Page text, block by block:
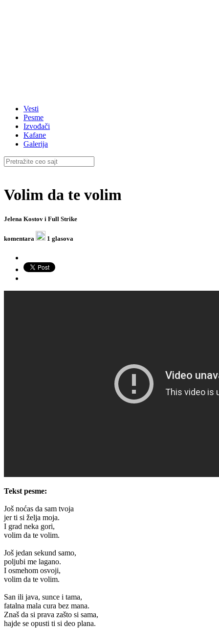
Vesti
Pesme
Izvođači
Kafane
Galerija
Volim da te volim
Jelena Kostov i Full Strike
komentara 1 glasova
Tekst pesme:
Još noćas da sam tvoja
jer ti si želja moja.
I grad neka gori,
volim da te volim.
Još jedan sekund samo,
poljubi me lagano.
I osmehom osvoji,
volim da te volim.
San ili java, sunce i tama,
fatalna mala cura bez mana.
Znaš da si prava zašto si sama,
hajde se opusti ti si deo plana.